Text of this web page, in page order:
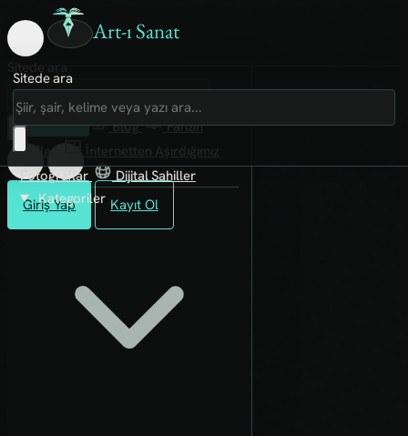
Art-ı Sanat
Giriş Yap Kayıt Ol
Sitede ara
Art-ı Sosyal
İmece
Kütüphane
Blog
Fanzin
Rafları
Fotoğraflar
Dijital Sahiller
Kategoriler